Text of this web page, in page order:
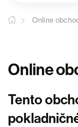
Online
Online
Tento